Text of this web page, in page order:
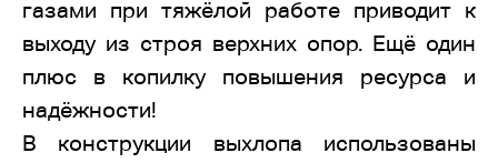
газами при тяжёлой работе приводит к
выходу из строя верхних опор. Ещё один
плюс в копилку повышения ресурса и
надёжности!
В конструкции выхлопа использованы